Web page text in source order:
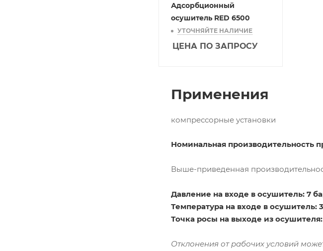
Адсорбционный
осушитель RED 6500
УТОЧНЯЙТЕ НАЛИЧИЕ
ЦЕНА ПО ЗАПРОСУ
Применения
компрессорные установки
Номинальная производительность
Выше-приведенная
Давление на входе в осушитель: 7
Температура на входе в осушитель:
Точка росы на выходе из осушителя:
Отклонения от рабочих условий